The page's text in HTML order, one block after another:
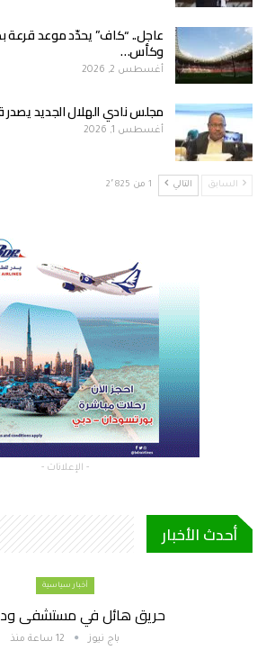
عاجل.. “كاف” يحدّد موعد قرعة
وكأس…
أغسطس 2, 2026
مجلس نادي الهلال الجديد يصدر
أغسطس 1, 2026
السابق التالي 1 من 2٬825
- الإعلانات -
أحدث الأخبار
أخبار سياسية
حريق هائل في مستشفى
باج نيوز 12 ساعة منذ